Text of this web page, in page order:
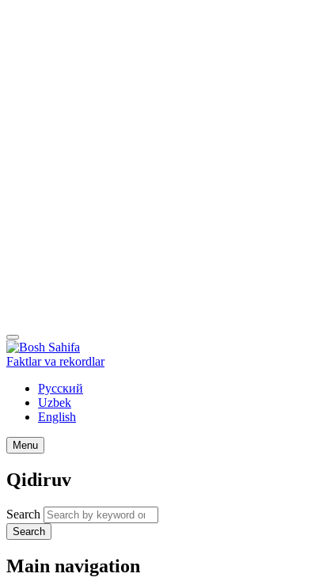
Faktlar va rekordlar
Русский
Uzbek
English
Menu
Qidiruv
Search
Search
Main navigation